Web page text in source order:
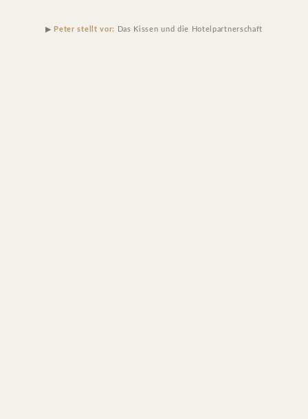
▶ Peter stellt vor: Das Kissen und die Hotelpartnerschaft